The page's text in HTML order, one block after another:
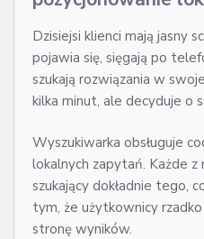
Dzisiejsi klienci mają jasny
pojawia się, sięgają po
szukają rozwiązania w
kilka minut, ale decyduje o
Wyszukiwarka obsługuje
lokalnych zapytań. Każde
szukający dokładnie tego,
tym, że użytkownicy
stronę wyników.